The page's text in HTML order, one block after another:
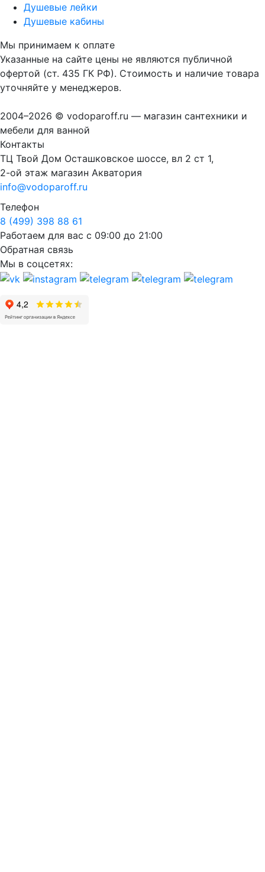
Душевые лейки
Душевые кабины
Мы принимаем к оплате
Указанные на сайте цены не являются публичной
офертой (ст. 435 ГК РФ). Стоимость и наличие товара
уточняйте у менеджеров.
2004–2026 © vodoparoff.ru — магазин сантехники и
мебели для ванной
Контакты
ТЦ Твой Дом Осташковское шоссе, вл 2 ст 1,
2-ой этаж магазин Акватория
info@vodoparoff.ru
Телефон
8 (499) 398 88 61
Работаем для вас с 09:00 до 21:00
Обратная связь
Мы в соцсетях: